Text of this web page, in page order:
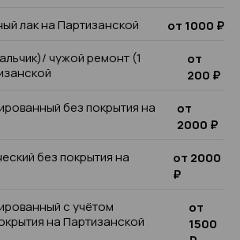
лак на Партизанской
от 1000 ₽
чужой ремонт (1
от
200 ₽
без покрытия на
от
2000 ₽
без покрытия на
от 2000
₽
с учётом
на Партизанской
от
1500